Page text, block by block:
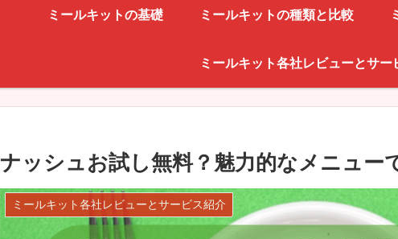
ミールキットの基礎 ミールキットの種類と比較
ミールキット各社レビューとサー
ナッシュお試し無料？魅力的なメニュー
ミールキット各社レビューとサービス紹介